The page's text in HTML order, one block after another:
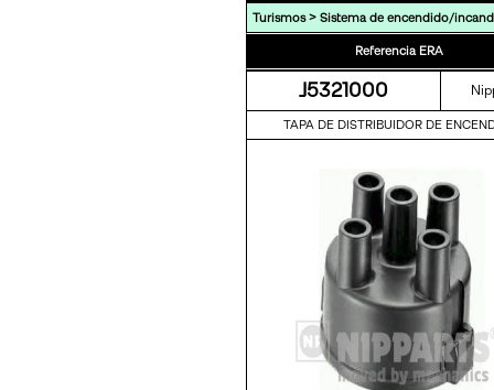
Turismos> Sistema de encendido/
Referencia ERA
J5321000
TAPA DE DISTRIBUIDOR DE